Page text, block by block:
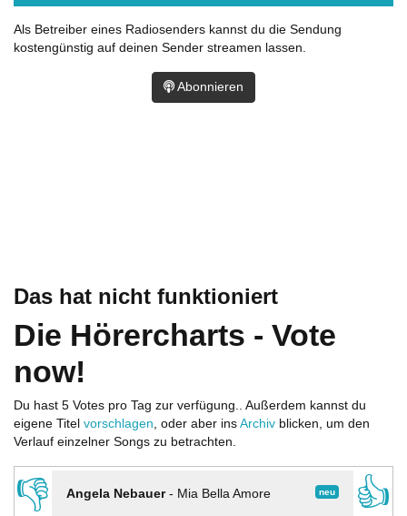
Das hat nicht funktioniert
Die Hörercharts - Vote
now!
Du hast 5 Votes pro Tag zur verfügung.. Außerdem kannst du
eigene Titel vorschlagen, oder aber ins Archiv blicken, um den
Verlauf einzelner Songs zu betrachten.
👎 neu
Angela Nebauer- Mia Bella Amore
👍
Als Betreiber eines Radiosenders kannst du die Sendung
kostengünstig auf deinen Sender streamen lassen.
Abonnieren